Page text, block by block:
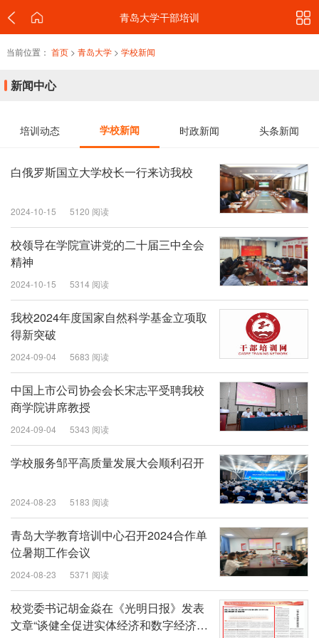
青岛大学干部培训
当前位置： 首页> 青岛大学> 学校新闻
新闻中心
培训动态 学校新闻 时政新闻 头条新闻
白俄罗斯国立大学校长一行来访我校
2024-10-15 5120 阅读
校领导在学院宣讲党的二十届三中全会
精神
2024-10-15 5314 阅读
我校2024年度国家自然科学基金立项取
得新突破
2024-09-04 5683 阅读
中国上市公司协会会长宋志平受聘我校
商学院讲席教授
2024-09-04 5343 阅读
学校服务邹平高质量发展大会顺利召开
2024-08-23 5183 阅读
青岛大学教育培训中心召开2024合作单
位暑期工作会议
2024-08-23 5371 阅读
校党委书记胡金焱在《光明日报》发表
文章“谈健全促进实体经济和数字经济深